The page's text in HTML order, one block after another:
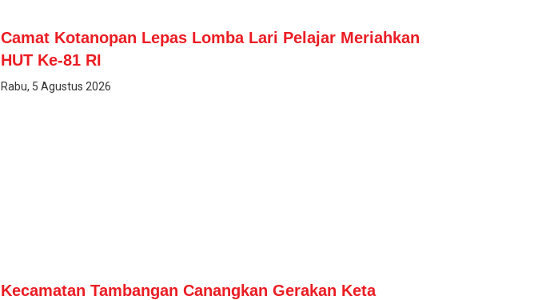
Camat Kotanopan Lepas Lomba Lari Pelajar Meriahkan
HUT Ke-81 RI
Rabu, 5 Agustus 2026
Kecamatan Tambangan Canangkan Gerakan Keta